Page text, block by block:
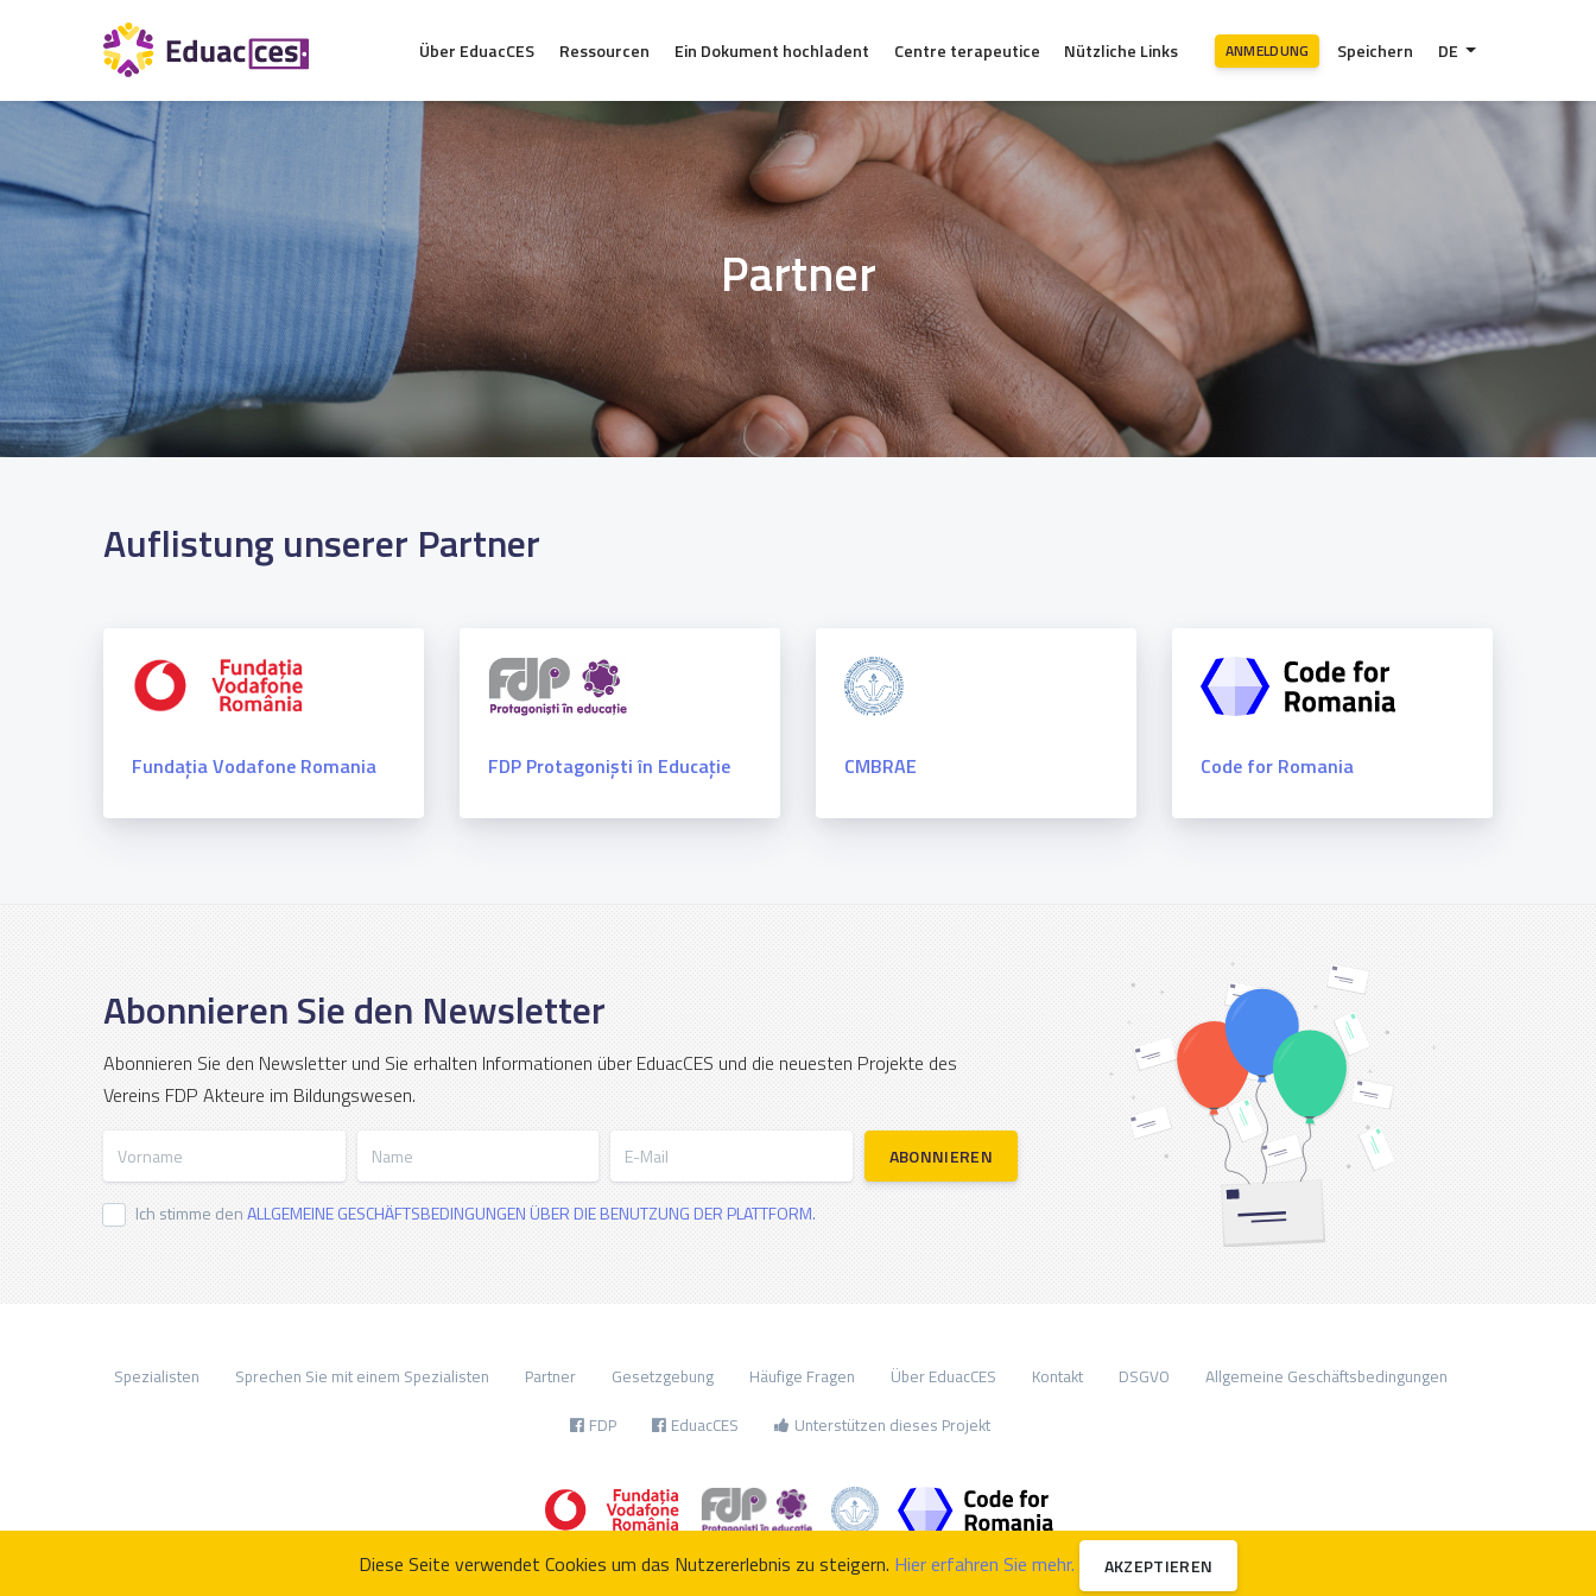
Über EduacCES Ressourcen Ein Dokument hochladent Centre terapeutice Nützliche Links ANMELDUNG Speichern DE
Partner
Auflistung unserer Partner
Fundația Vodafone Romania FDP Protagoniști în Educație CMBRAE Code for Romania
Abonnieren Sie den Newsletter
Abonnieren Sie den Newsletter und Sie erhalten Informationen über EduacCES und die neuesten Projekte des
Vereins FDP Akteure im Bildungswesen.
ABONNIEREN
Ich stimme denALLGEMEINE GESCHÄFTSBEDINGUNGEN ÜBER DIE BENUTZUNG DER PLATTFORM.
Spezialisten Sprechen Sie mit einem Spezialisten Partner Gesetzgebung Häufige Fragen Über EduacCES Kontakt DSGVO Allgemeine Geschäftsbedingungen
FDP EduacCES Unterstützen dieses Projekt
Diese Seite verwendet Cookies um das Nutzererlebnis zu steigern. Hier erfahren Sie mehr. AKZEPTIEREN